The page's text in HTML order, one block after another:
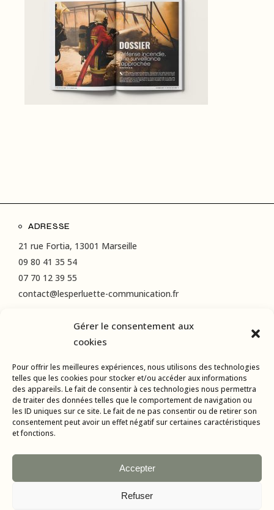
Gérer le consentement aux
cookies
Pour offrir les meilleures expériences, nous utilisons des technologies
telles que les cookies pour stocker et/ou accéder aux informations
des appareils. Le fait de consentir à ces technologies nous permettra
de traiter des données telles que le comportement de navigation ou
les ID uniques sur ce site. Le fait de ne pas consentir ou de retirer son
consentement peut avoir un effet négatif sur certaines caractéristiques
et fonctions.
Accepter
Refuser
ADRESSE
21 rue Fortia, 13001 Marseille
09 80 41 35 54
07 70 12 39 55
contact@lesperluette-communication.fr
RÉSEAUX SOCIAUX
LinkedIn
Facebook